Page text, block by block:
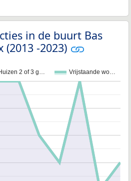
in de buurt Bas
(2013 -2023)
2 of 3 g… Vrijstaande wo…